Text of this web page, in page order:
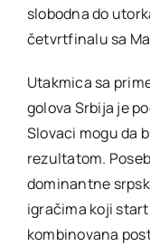
slobodna do
četvrtfinalu sa
Utakmica sa
golova Srbija je
Slovaci mogu da
rezultatom.
dominantne
igračima koji
kombinovana